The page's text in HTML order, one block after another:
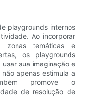
playgrounds internos
Ao incorporar
zonas temáticas e
os playgrounds
sua imaginação e
apenas estimula a
promove o
de resolução de